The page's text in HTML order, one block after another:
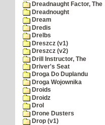
Dreadnaught Factor, The
Dreadnought
Dream
Dredis
Drelbs
Dreszcz (v1)
Dreszcz (v2)
Drill Instructor, The
Driver's Seat
Droga Do Duplandu
Droga Wojownika
Droids
Droidz
Drol
Drone Dusters
Drop (v1)